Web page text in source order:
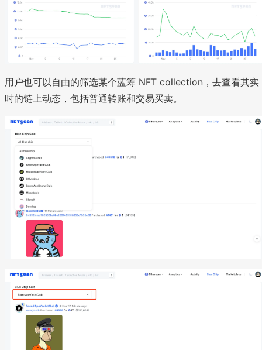
用户也可以自由的筛选某个蓝筹 NFT collection，去查看其实
时的链上动态，包括普通转账和交易买卖。